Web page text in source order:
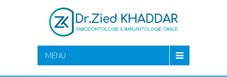
MENU
CHERCHER